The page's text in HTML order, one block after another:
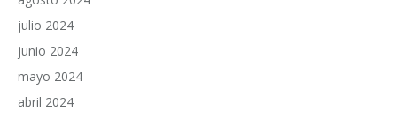
julio 2024
junio 2024
mayo 2024
abril 2024